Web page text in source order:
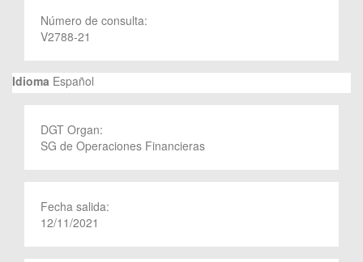
Número de consulta:
V2788-21
Idioma Español
DGT Organ:
SG de Operaciones Financieras
Fecha salida:
12/11/2021